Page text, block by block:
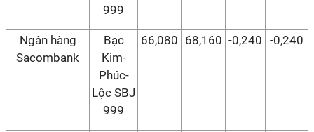
999
Ngân hàng
Sacombank
Bạc
Kim-
Phúc-
Lộc SBJ
999
66,080 68,160 -0,240 -0,240